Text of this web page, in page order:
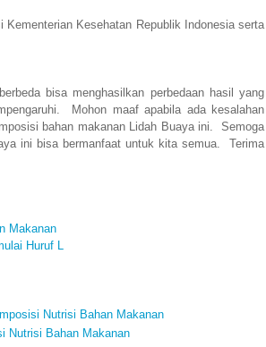
Kesehatan Republik Indonesia serta
bisa menghasilkan perbedaan hasil yang
Mohon maaf apabila ada kesalahan
bahan makanan Lidah Buaya ini. Semoga
ini bisa bermanfaat untuk kita semua. Terima
Makanan
Huruf L
Nutrisi Bahan Makanan
Nutrisi Bahan Makanan